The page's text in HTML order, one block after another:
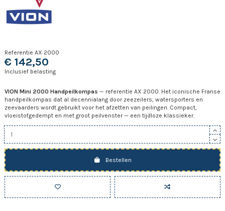
Referentie AX 2000
€ 142,50
Inclusief belasting
VION Mini 2000 Handpeilkompas — referentie AX 2000. Het iconische Franse
handpeilkompas dat al decennialang door zeezeilers, watersporters en
zeevaarders wordt gebruikt voor het afzetten van peilingen. Compact,
vloeistofgedempt en met groot peilvenster — een tijdloze klassieker.
Bestellen